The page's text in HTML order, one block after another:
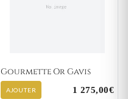
Gourmette Or Gavis
AJOUTER 1 275,00€